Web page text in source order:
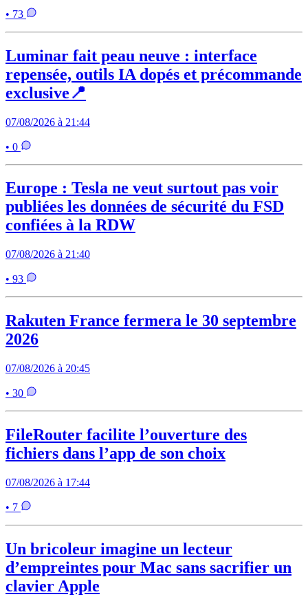
• 73
Luminar fait peau neuve : interface
repensée, outils IA dopés et précommande
exclusive📍
07/08/2026 à 21:44
• 0
Europe : Tesla ne veut surtout pas voir
publiées les données de sécurité du FSD
confiées à la RDW
07/08/2026 à 21:40
• 93
Rakuten France fermera le 30 septembre
2026
07/08/2026 à 20:45
• 30
FileRouter facilite l’ouverture des
fichiers dans l’app de son choix
07/08/2026 à 17:44
• 7
Un bricoleur imagine un lecteur
d’empreintes pour Mac sans sacrifier un
clavier Apple